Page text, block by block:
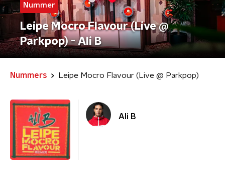
Nummer
Leipe Mocro Flavour (Live @
Parkpop) - Ali B
Nummers Leipe Mocro Flavour (Live @ Parkpop)
Ali B